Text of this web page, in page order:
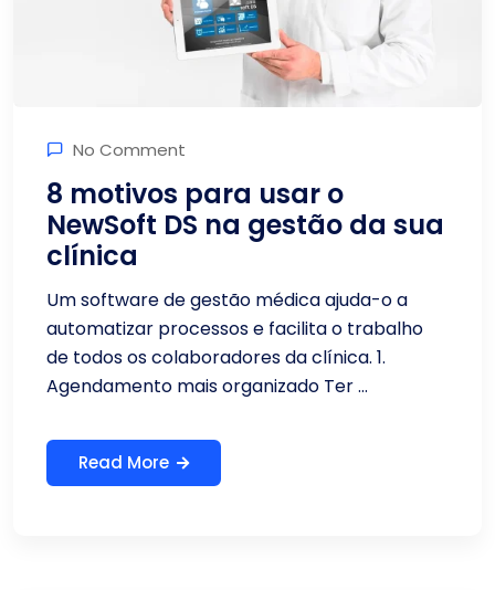
No Comment
8 motivos para usar o
NewSoft DS na gestão da sua
clínica
Um software de gestão médica ajuda-o a
automatizar processos e facilita o trabalho
de todos os colaboradores da clínica. 1.
Agendamento mais organizado Ter ...
Read More